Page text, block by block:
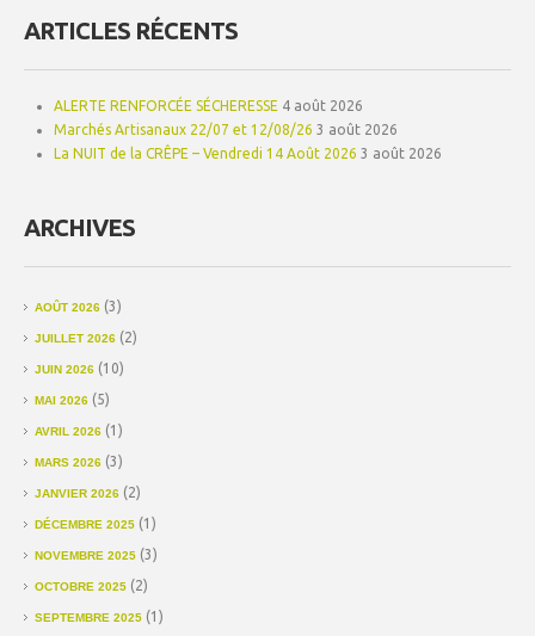
ARTICLES RÉCENTS
ALERTE RENFORCÉE SÉCHERESSE 4 août 2026
Marchés Artisanaux 22/07 et 12/08/26 3 août 2026
La NUIT de la CRÊPE – Vendredi 14 Août 2026 3 août 2026
ARCHIVES
AOÛT 2026 (3)
JUILLET 2026 (2)
JUIN 2026 (10)
MAI 2026 (5)
AVRIL 2026 (1)
MARS 2026 (3)
JANVIER 2026 (2)
DÉCEMBRE 2025 (1)
NOVEMBRE 2025 (3)
OCTOBRE 2025 (2)
SEPTEMBRE 2025 (1)